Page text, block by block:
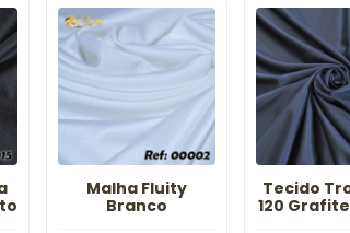
Malha Fluity
Branco
Tecido
120